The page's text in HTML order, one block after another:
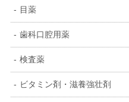
目薬
歯科口腔用薬
検査薬
ビタミン剤・滋養強壮剤